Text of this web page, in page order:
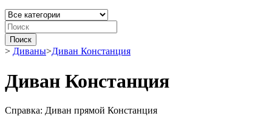
Поиск
> Диваны>Диван Констанция
Диван Констанция
Справка: Диван прямой Констанция